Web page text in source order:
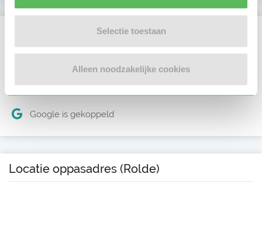
Selectie toestaan
Alleen noodzakelijke cookies
E-mailadres is geverifieerd
Telefoonnummer is geverifieerd
Google is gekoppeld
Locatie oppasadres (Rolde)